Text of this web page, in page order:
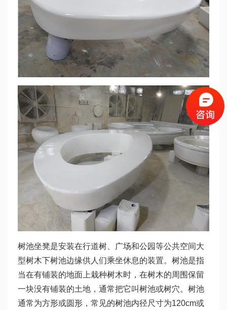
树池坐凳是安装在行道树、广场和公园等公共空间大
型树木下树池边缘供人们乘坐休息的装置。树池是指
当在有铺装的地面上栽种树木时，在树木的周围保留
一块没有铺装的土地，通常把它叫树池或树穴。树池
通常为方形或圆形，常见的树池内径尺寸为120cm或